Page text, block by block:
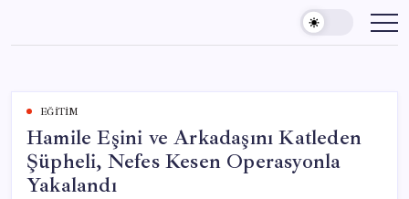
content
EĞITIM
Hamile Eşini ve Arkadaşını Katleden
Şüpheli, Nefes Kesen Operasyonla
Yakalandı